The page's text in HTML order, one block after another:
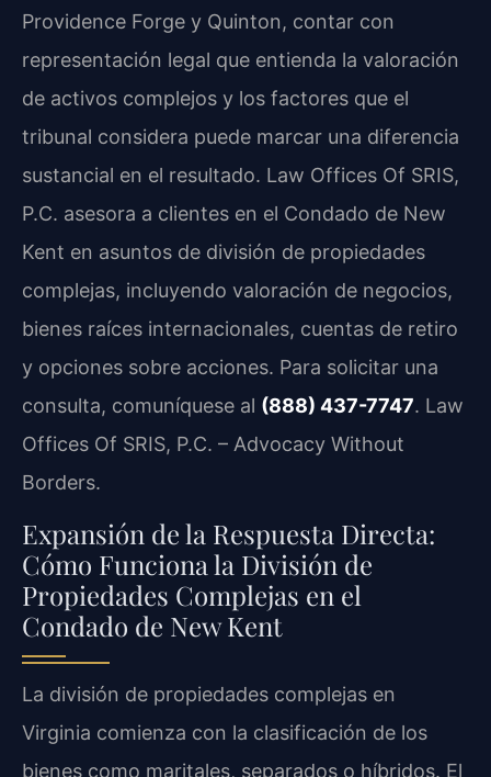
Providence Forge y Quinton, contar con
representación legal que entienda la valoración
de activos complejos y los factores que el
tribunal considera puede marcar una diferencia
sustancial en el resultado. Law Offices Of SRIS,
P.C. asesora a clientes en el Condado de New
Kent en asuntos de división de propiedades
complejas, incluyendo valoración de negocios,
bienes raíces internacionales, cuentas de retiro
y opciones sobre acciones. Para solicitar una
consulta, comuníquese al (888) 437-7747. Law
Offices Of SRIS, P.C. – Advocacy Without
Borders.
Expansión de la Respuesta Directa:
Cómo Funciona la División de
Propiedades Complejas en el
Condado de New Kent
La división de propiedades complejas en
Virginia comienza con la clasificación de los
bienes como maritales, separados o híbridos. El